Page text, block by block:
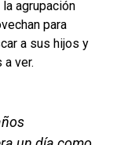
agrupación
para
a sus hijos y
ver.